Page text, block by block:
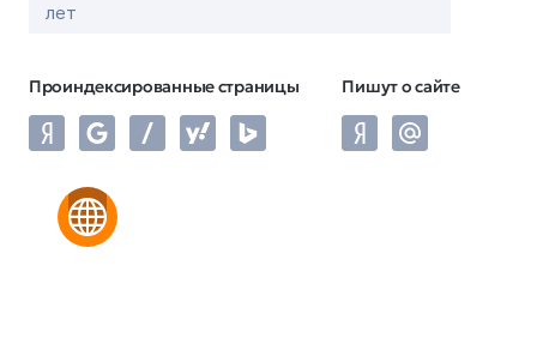
лет
Проиндексированные страницы Пишут о сайте